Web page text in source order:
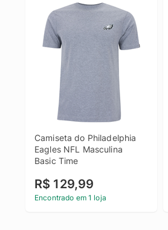
Camiseta do Philadelphia
Eagles NFL Masculina
Basic Time
R$ 129,99
Encontrado em 1 loja